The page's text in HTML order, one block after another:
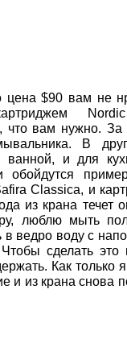
цена $90 вам не
что вам нужно.
В
ванной, и для
обойдутся
Classica, и
из крана течет
люблю мыть
в ведро воду с
сделать это
Как только
и из крана снова